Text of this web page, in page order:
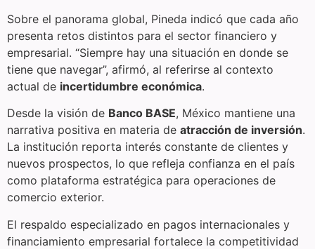
Sobre el panorama global, Pineda indicó que cada año
presenta retos distintos para el sector financiero y
empresarial. “Siempre hay una situación en donde se
tiene que navegar”, afirmó, al referirse al contexto
actual de incertidumbre económica.
Desde la visión de Banco BASE, México mantiene una
narrativa positiva en materia de atracción de inversión.
La institución reporta interés constante de clientes y
nuevos prospectos, lo que refleja confianza en el país
como plataforma estratégica para operaciones de
comercio exterior.
El respaldo especializado en pagos internacionales y
financiamiento empresarial fortalece la competitividad